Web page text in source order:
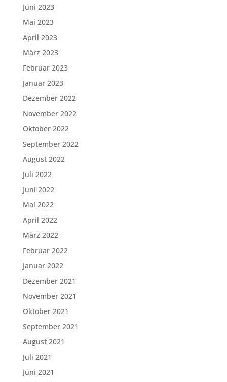
Juni 2023
Mai 2023
April 2023
März 2023
Februar 2023
Januar 2023
Dezember 2022
November 2022
Oktober 2022
September 2022
August 2022
Juli 2022
Juni 2022
Mai 2022
April 2022
März 2022
Februar 2022
Januar 2022
Dezember 2021
November 2021
Oktober 2021
September 2021
August 2021
Juli 2021
Juni 2021